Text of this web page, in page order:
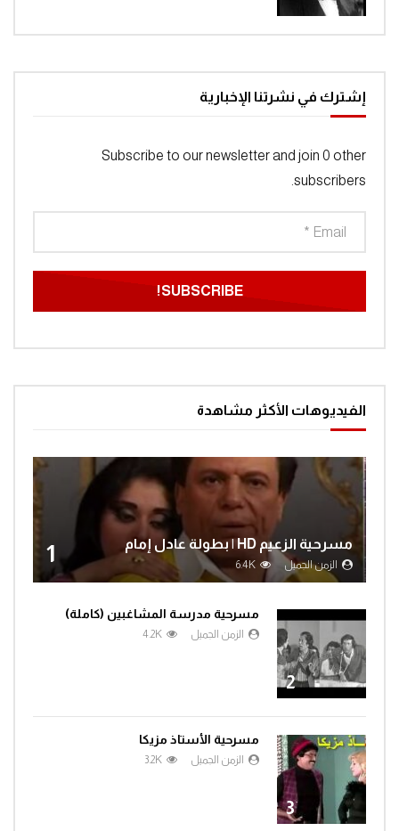
إشترك في نشرتنا الإخبارية
Subscribe to our newsletter and join 0 other
subscribers.
الفيديوهات الأكثر مشاهدة
1 مسرحية الزعيم HD | بطولة عادل إمام
الزمن الجميل 6.4K
2
مسرحية مدرسة المشاغبين (كاملة)
الزمن الجميل 4.2K
3
مسرحية الأستاذ مزيكا
الزمن الجميل 3.2K